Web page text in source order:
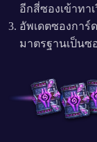
อีกสี่ซองเข้าทา
อัพเดตซองการ์
มาตรฐานเป็นซ